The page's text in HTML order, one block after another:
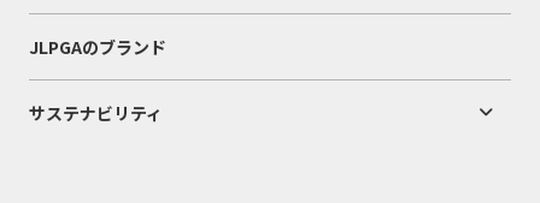
JLPGAのブランド
サステナビリティ